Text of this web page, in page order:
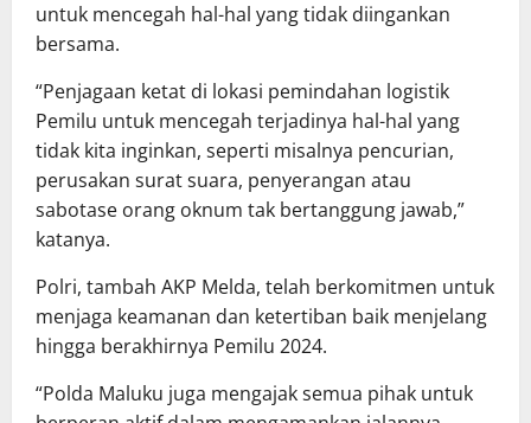
untuk mencegah hal-hal yang tidak diingankan
bersama.
“Penjagaan ketat di lokasi pemindahan logistik
Pemilu untuk mencegah terjadinya hal-hal yang
tidak kita inginkan, seperti misalnya pencurian,
perusakan surat suara, penyerangan atau
sabotase orang oknum tak bertanggung jawab,”
katanya.
Polri, tambah AKP Melda, telah berkomitmen untuk
menjaga keamanan dan ketertiban baik menjelang
hingga berakhirnya Pemilu 2024.
“Polda Maluku juga mengajak semua pihak untuk